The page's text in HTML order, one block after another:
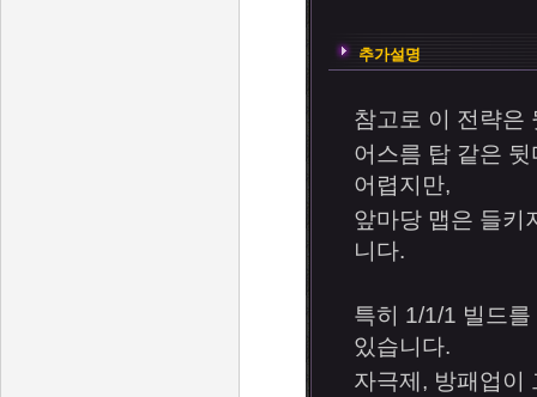
추가설명
참고로 이 전략은
어스름 탑 같은
어렵지만,
앞마당 맵은 들키
니다.
특히 1/1/1 빌드
있습니다.
자극제, 방패업이